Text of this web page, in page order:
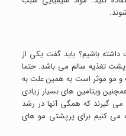
باشیم؟ باید گفت یکی از
تغذیه سالم می باشد. حتما
و مو موثر است به همین علت به
ویتامین های بسیار زیادی
گیرند که همگی آنها در رشد
می کنیم برای پرپشتی مو های